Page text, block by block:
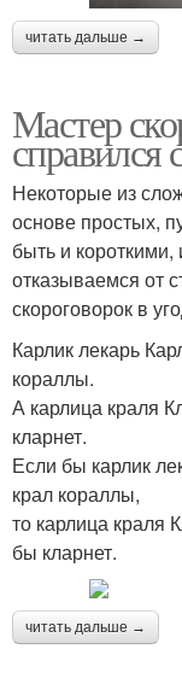
читать дальше →
Мастер
справился
Некоторые из
основе простых,
быть и
отказываемся от
скороговорок в
Карлик лекарь
кораллы.
А карлица краля
кларнет.
Если бы карлик
крал кораллы,
то карлица краля
бы кларнет.
читать дальше →